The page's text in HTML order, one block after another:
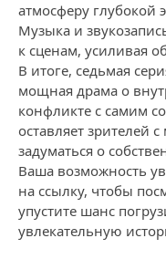
атмосферу глубокой
Музыка и
к сценам, усиливая
В итоге, седьмая
мощная драма о
конфликте с самим
оставляет зрителей
задуматься о
Ваша возможность
на ссылку, чтобы
упустите шанс
увлекательную